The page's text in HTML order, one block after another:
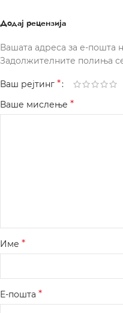
Додај рецензија
Вашата адреса за е-пошта
Задолжителните полиња
Ваш рејтинг *
Ваше мислење *
Име *
Е-пошта *